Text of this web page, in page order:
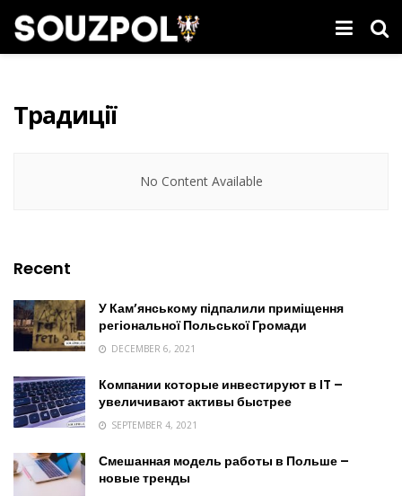
Традиції
No Content Available
Recent
У Кам’янському підпалили приміщення
регіональної Польської Громади
DECEMBER 6, 2021
Компании которые инвестируют в IT –
увеличивают активы быстрее
SEPTEMBER 4, 2021
Смешанная модель работы в Польше –
новые тренды